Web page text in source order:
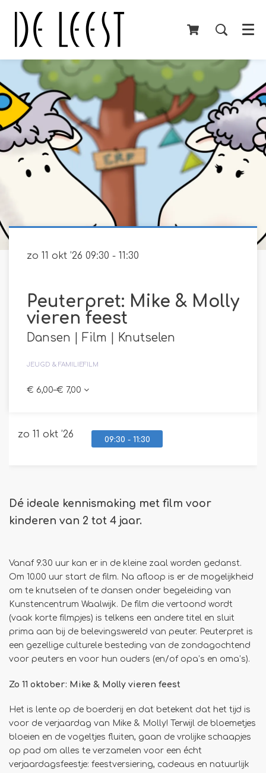
Menu
Peuterpret: Mike & Molly
vieren feest
Dansen | Film | Knutselen
zo 11 okt ’26 09:30 - 11:30
JEUGD & FAMILIEFILM
€ 6,00–€ 7,00
zo 11 okt ’26 09:30 - 11:30
Dé ideale kennismaking met film voor
kinderen van 2 tot 4 jaar.
Vanaf 9.30 uur kan er in de kleine zaal worden gedanst.
Om 10.00 uur start de film. Na afloop is er de mogelijkheid
om te knutselen of te dansen onder begeleiding van
Kunstencentrum Waalwijk. De film die vertoond wordt
(vaak korte filmpjes) is telkens een andere titel en sluit
prima aan bij de belevingswereld van peuter. Peuterpret is
een gezellige culturele besteding van de zondagochtend
voor peuters en voor hun ouders (en/of opa’s en oma’s).
Zo 11 oktober: Mike & Molly vieren feest
Het is lente op de boerderij en dat betekent dat het tijd is
voor de verjaardag van Mike & Molly! Terwijl de bloemetjes
bloeien en de vogeltjes fluiten, gaan de vrolijke schaapjes
op pad om alles te verzamelen voor een écht
verjaardagsfeestje: feestversiering, cadeaus en natuurlijk